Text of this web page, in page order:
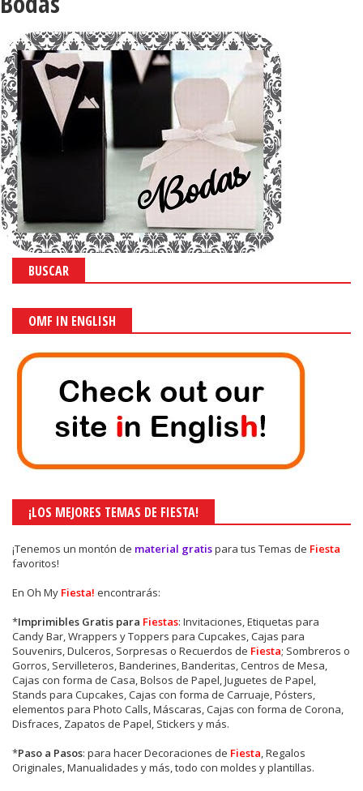
BUSCAR
OMF IN ENGLISH
¡LOS MEJORES TEMAS DE FIESTA!
¡Tenemos un montón de material gratispara tus Temas de Fiesta
favoritos!
En Oh My Fiesta! encontrarás:
*Imprimibles Gratis para Fiestas: Invitaciones, Etiquetas para
Candy Bar, Wrappers y Toppers para Cupcakes, Cajas para
Souvenirs, Dulceros, Sorpresas o Recuerdos de Fiesta; Sombreros o
Gorros, Servilleteros, Banderines, Banderitas, Centros de Mesa,
Cajas con forma de Casa, Bolsos de Papel, Juguetes de Papel,
Stands para Cupcakes, Cajas con forma de Carruaje, Pósters,
elementos para Photo Calls, Máscaras, Cajas con forma de Corona,
Disfraces, Zapatos de Papel, Stickers y más.
*Paso a Pasos: para hacer Decoraciones de Fiesta, Regalos
Originales, Manualidades y más, todo con moldes y plantillas.